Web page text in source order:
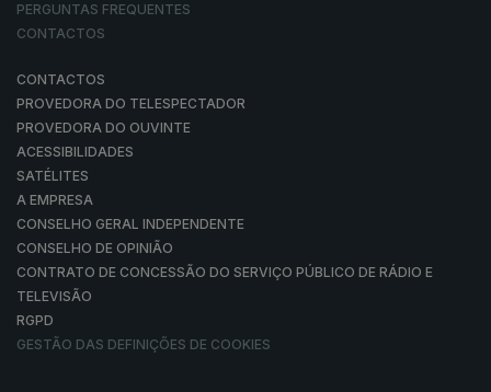
PERGUNTAS FREQUENTES
CONTACTOS
CONTACTOS
PROVEDORA DO TELESPECTADOR
PROVEDORA DO OUVINTE
ACESSIBILIDADES
SATÉLITES
A EMPRESA
CONSELHO GERAL INDEPENDENTE
CONSELHO DE OPINIÃO
CONTRATO DE CONCESSÃO DO SERVIÇO PÚBLICO DE RÁDIO E
TELEVISÃO
RGPD
GESTÃO DAS DEFINIÇÕES DE COOKIES